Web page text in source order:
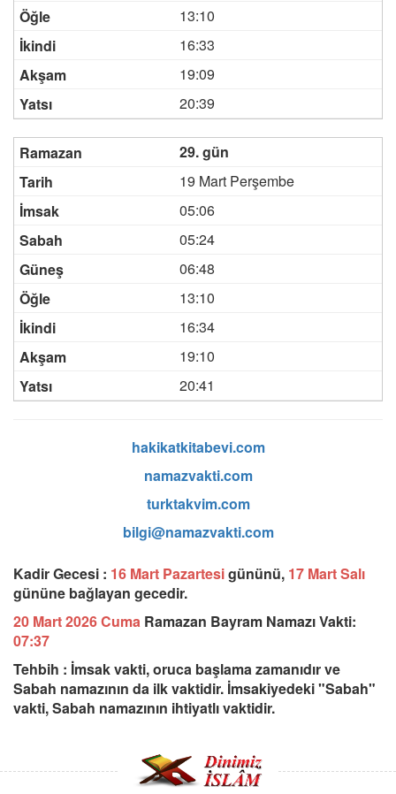
13:10
16:33
19:09
20:39
29. gün
19 Mart Perşembe
05:06
05:24
06:48
13:10
16:34
19:10
20:41
hakikatkitabevi.com
namazvakti.com
turktakvim.com
bilgi@namazvakti.com
Kadir Gecesi : 16 Mart Pazartesigününü, 17 Mart Salı
gününe bağlayan gecedir.
20 Mart 2026 Cuma Ramazan Bayram Namazı Vakti:
07:37
Tehbih : İmsak vakti, oruca başlama zamanıdır ve
Sabah namazının da ilk vaktidir. İmsakiyedeki "Sabah"
vakti, Sabah namazının ihtiyatlı vaktidir.